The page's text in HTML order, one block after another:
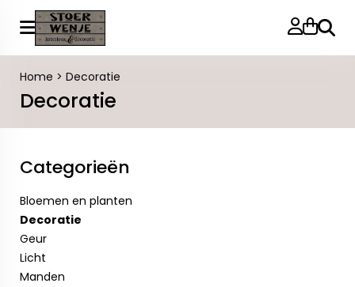
Home > Decoratie
Decoratie
Categorieën
Bloemen en planten
Decoratie
Geur
Licht
Manden